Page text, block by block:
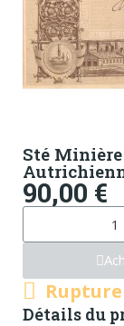
Sté
90,00 €
Détails du